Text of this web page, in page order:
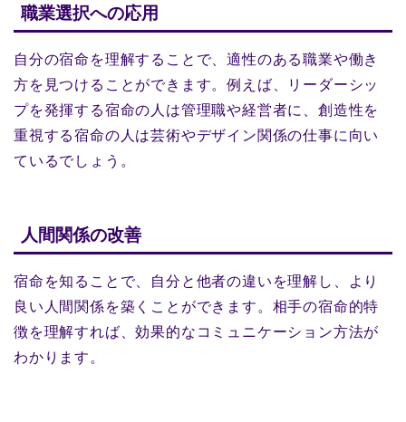
職業選択への応用
自分の宿命を理解することで、適性のある職業や働き
方を見つけることができます。例えば、リーダーシッ
プを発揮する宿命の人は管理職や経営者に、創造性を
重視する宿命の人は芸術やデザイン関係の仕事に向い
ているでしょう。
人間関係の改善
宿命を知ることで、自分と他者の違いを理解し、より
良い人間関係を築くことができます。相手の宿命的特
徴を理解すれば、効果的なコミュニケーション方法が
わかります。